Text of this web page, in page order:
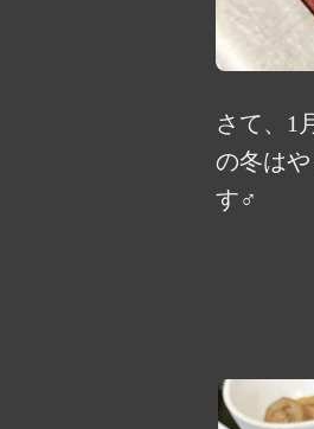
さて、1
の冬は
す‍♂️